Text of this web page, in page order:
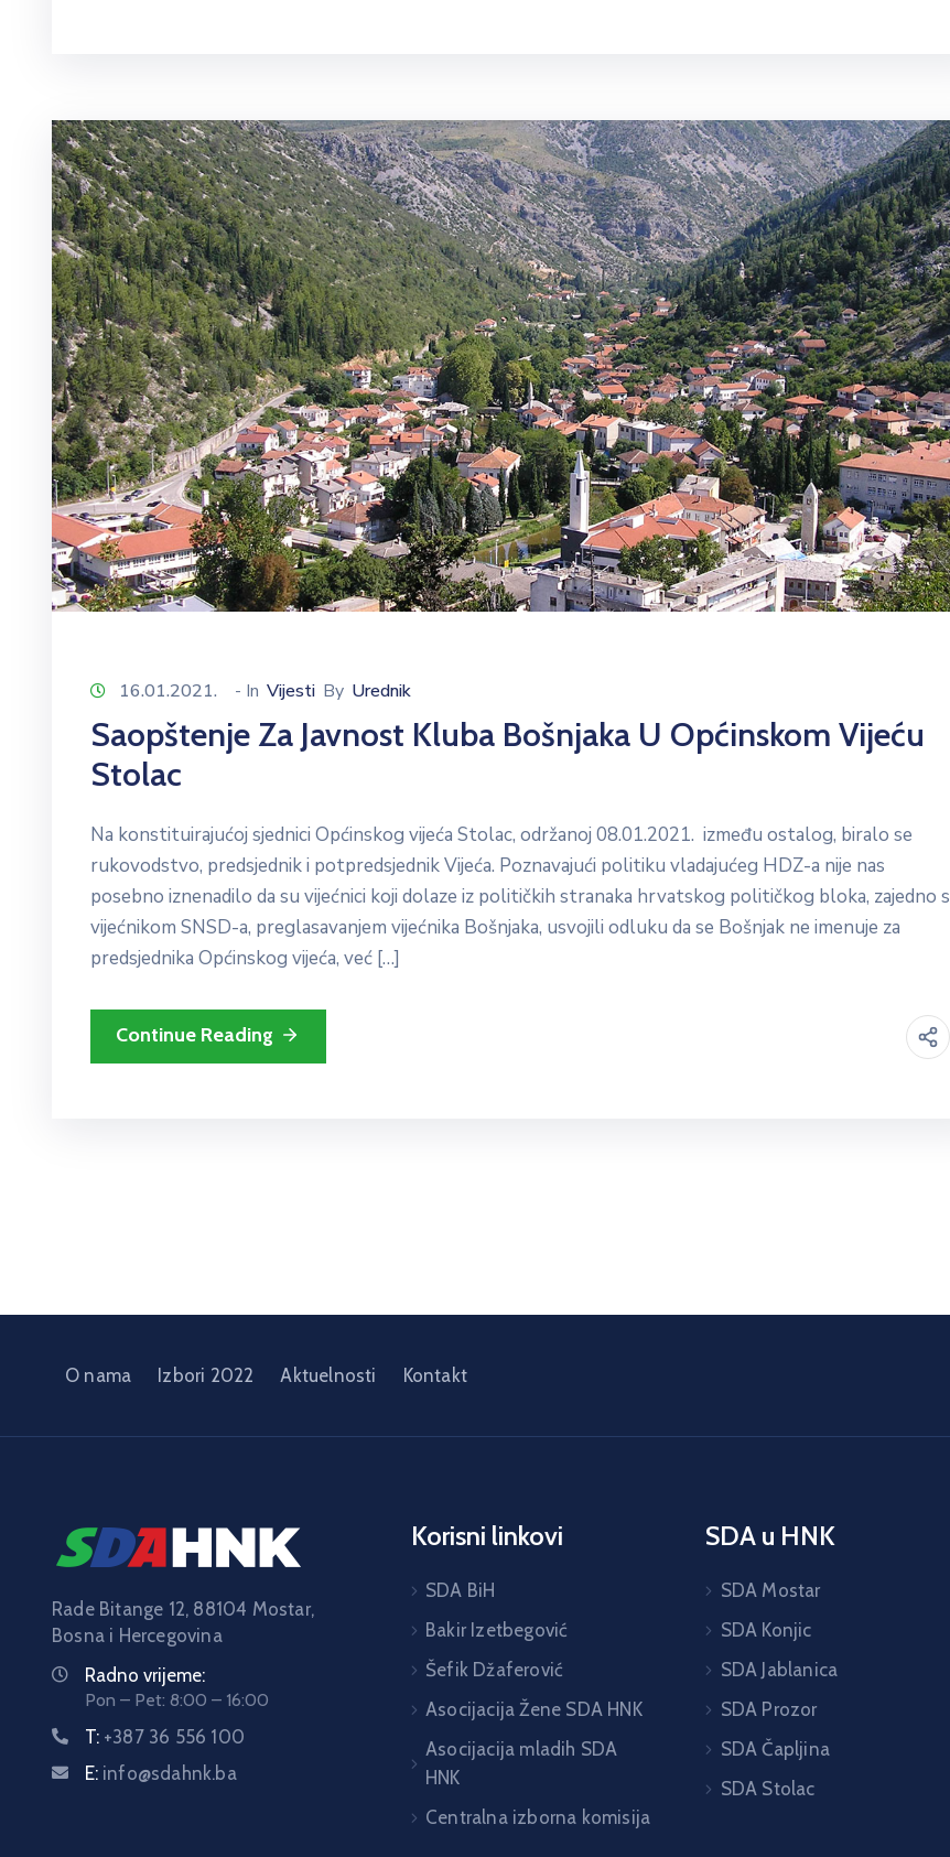
16.01.2021. - In Vijesti By Urednik
Saopštenje Za Javnost Kluba Bošnjaka U Općinskom Vijeću
Stolac
Na konstituirajućoj sjednici Općinskog vijeća Stolac, održanoj 08.01.2021. između ostalog, biralo se
rukovodstvo, predsjednik i potpredsjednik Vijeća. Poznavajući politiku vladajućeg HDZ-a nije nas
posebno iznenadilo da su vijećnici koji dolaze iz političkih stranaka hrvatskog političkog bloka, zajedno s
vijećnikom SNSD-a, preglasavanjem vijećnika Bošnjaka, usvojili odluku da se Bošnjak ne imenuje za
predsjednika Općinskog vijeća, već […]
Continue Reading
O nama Izbori 2022 Aktuelnosti Kontakt
Rade Bitange 12, 88104 Mostar,
Bosna i Hercegovina
Radno vrijeme:
Pon – Pet: 8:00 – 16:00
T: +387 36 556 100
E: info@sdahnk.ba
Korisni linkovi
SDA BiH
Bakir Izetbegović
Šefik Džaferović
Asocijacija Žene SDA HNK
Asocijacija mladih SDA
HNK
Centralna izborna komisija
SDA u HNK
SDA Mostar
SDA Konjic
SDA Jablanica
SDA Prozor
SDA Čapljina
SDA Stolac